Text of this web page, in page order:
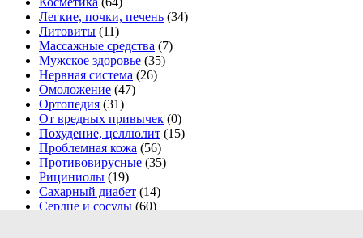
Легкие, почки, печень (34)
Литовиты (11)
Массажные средства (7)
Мужское здоровье (35)
Нервная система (26)
Омоложение (47)
Ортопедия (31)
От вредных привычек (0)
Похудение, целлюлит (15)
Проблемная кожа (56)
Противовирусные (35)
Рициниолы (19)
Сахарный диабет (14)
Сердце и сосуды (60)